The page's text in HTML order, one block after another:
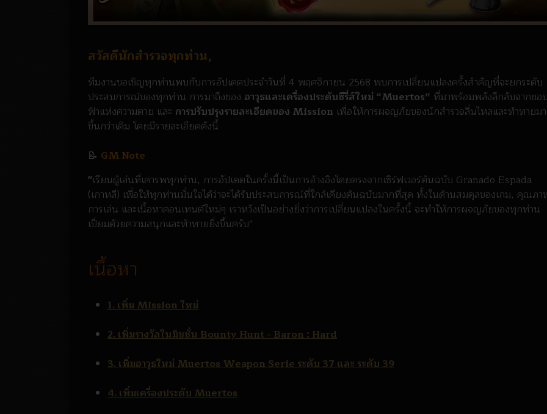
สวัสดีนักสำรวจทุกท่าน,
ทีมงานขอเชิญทุกท่านพบกับการอัปเดตประจำวันที่ 4 พฤศจิกายน 2568 พบการเปลี่ยนแปลงครั้งสำคัญที่จะยกระดับ
ประสบการณ์ของทุกท่าน การมาถึงของ อาวุธและเครื่องประดับซีรี่ส์ใหม่ “Muertos” ที่มาพร้อมพลังลึกลับจากขอ
ฟ้าแห่งความตาย และ การปรับปรุงรายละเอียดของ Mission เพื่อให้การผจญภัยของนักสำรวจลื่นไหลและท้าทายม
ขึ้นกว่าเดิม โดยมีรายละเอียดดังนี้
📝 GM Note
"เรียนผู้เล่นที่เคารพทุกท่าน, การอัปเดตในครั้งนี้เป็นการอ้างอิงโดยตรงจากเซิร์ฟเวอร์ต้นฉบับ Granado Espada
(เกาหลี) เพื่อให้ทุกท่านมั่นใจได้ว่าจะได้รับประสบการณ์ที่ใกล้เคียงต้นฉบับมากที่สุด ทั้งในด้านสมดุลของเกม, คุณภ
การเล่น และเนื้อหาคอนเทนต์ใหม่ๆ เราหวังเป็นอย่างยิ่งว่าการเปลี่ยนแปลงในครั้งนี้ จะทำให้การผจญภัยของทุกท่าน
เปี่ยมด้วยความสนุกและท้าทายยิ่งขึ้นครับ"
เนื้อหา
1. เพิ่ม Mission ใหม่
2. เพิ่มรางวัลในมิชชั่น Bounty Hunt - Baron : Hard
3. เพิ่มอาวุธใหม่ Muertos Weapon Serie ระดับ 37 และ ระดับ 39
4. เพิ่มเครื่องประดับ Muertos